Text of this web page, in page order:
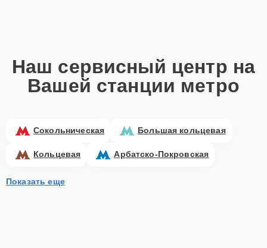
Наш сервисный центр на
Вашей станции метро
Сокольническая Большая кольцевая
Кольцевая Арбатско-Покровская
Показать еще